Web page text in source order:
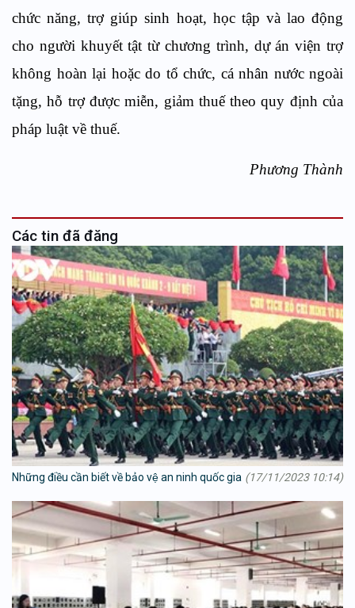
chức năng, trợ giúp sinh hoạt, học tập và lao động
cho người khuyết tật từ chương trình, dự án viện trợ
không hoàn lại hoặc do tổ chức, cá nhân nước ngoài
tặng, hỗ trợ được miễn, giảm thuế theo quy định của
pháp luật về thuế.
Phương Thành
Các tin đã đăng
Những điều cần biết về bảo vệ an ninh quốc gia (17/11/2023 10:14)